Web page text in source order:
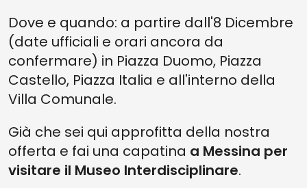
Dove e quando: a partire dall'8 Dicembre
(date ufficiali e orari ancora da
confermare) in Piazza Duomo, Piazza
Castello, Piazza Italia e all'interno della
Villa Comunale.
Già che sei qui approfitta della nostra
offerta e fai una capatina a Messina per
visitare il Museo Interdisciplinare.